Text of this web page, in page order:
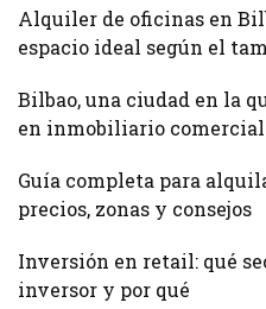
Alquiler de oficinas en
espacio ideal según el
Bilbao, una ciudad en la
en inmobiliario comercial
Guía completa para
precios, zonas y consejos
Inversión en retail: qué
inversor y por qué